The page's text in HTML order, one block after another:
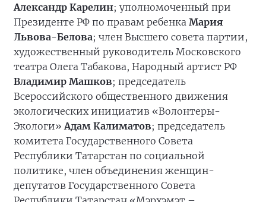
Александр Карелин; уполномоченный при
Президенте РФ по правам ребенка Мария
Львова-Белова; член Высшего совета партии,
художественный руководитель Московского
театра Олега Табакова, Народный артист РФ
Владимир Машков; председатель
Всероссийского общественного движения
экологических инициатив «Волонтеры-
Экологи»Адам Калиматов; председатель
комитета Государственного Совета
Республики Татарстан по социальной
политике, член объединения женщин-
депутатов Государственного Совета